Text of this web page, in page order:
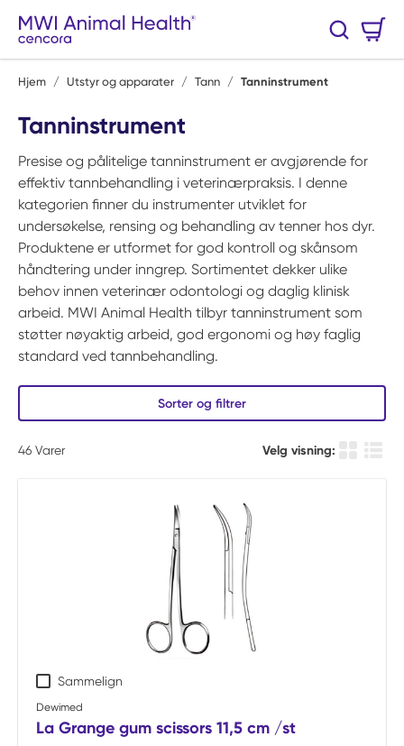
Hopp til hovedinnhold
Søk
Hjem / Utstyr og apparater / Tann / Tanninstrument
Tanninstrument
Presise og pålitelige tanninstrument er avgjørende for
effektiv tannbehandling i veterinærpraksis. I denne
kategorien finner du instrumenter utviklet for
undersøkelse, rensing og behandling av tenner hos dyr.
Produktene er utformet for god kontroll og skånsom
håndtering under inngrep. Sortimentet dekker ulike
behov innen veterinær odontologi og daglig klinisk
arbeid. MWI Animal Health tilbyr tanninstrument som
støtter nøyaktig arbeid, god ergonomi og høy faglig
standard ved tannbehandling.
Sorter og filtrer
46 Varer Velg visning:
Sammelign
Dewimed
La Grange gum scissors 11,5 cm /st